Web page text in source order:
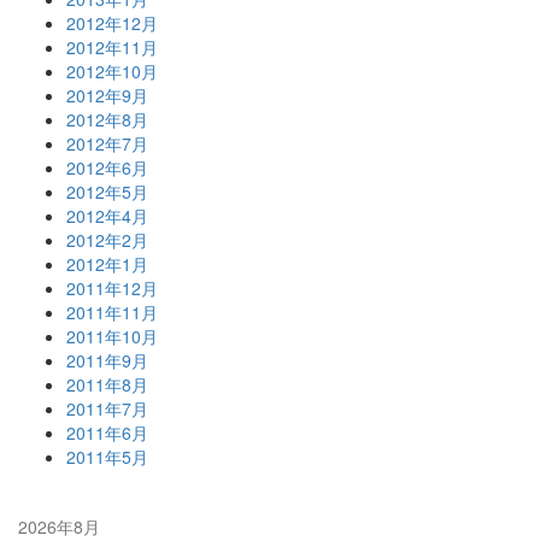
2012年12月
2012年11月
2012年10月
2012年9月
2012年8月
2012年7月
2012年6月
2012年5月
2012年4月
2012年2月
2012年1月
2011年12月
2011年11月
2011年10月
2011年9月
2011年8月
2011年7月
2011年6月
2011年5月
2026年8月